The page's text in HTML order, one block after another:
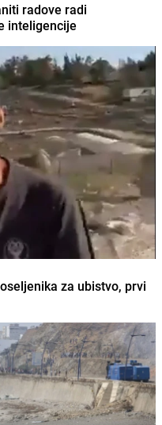
radove radi
inteligencije
za ubistvo, prvi